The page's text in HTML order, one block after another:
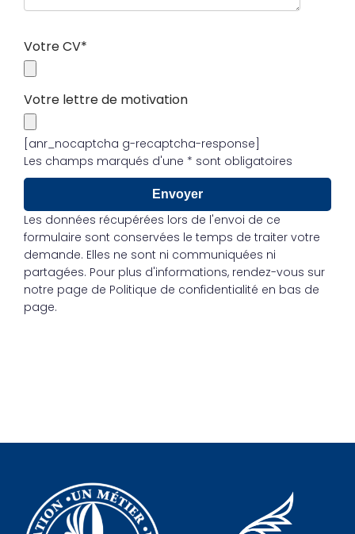
Votre CV*
Votre lettre de motivation
[anr_nocaptcha g-recaptcha-response]
Les champs marqués d'une * sont obligatoires
Les données récupérées lors de l'envoi de ce
formulaire sont conservées le temps de traiter votre
demande. Elles ne sont ni communiquées ni
partagées. Pour plus d'informations, rendez-vous sur
notre page de Politique de confidentialité en bas de
page.